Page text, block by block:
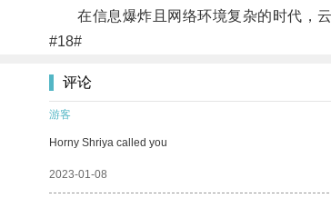
在信息爆炸且网络环境复杂的时代，云
#18#
评论
游客
Horny Shriya called you
2023-01-08